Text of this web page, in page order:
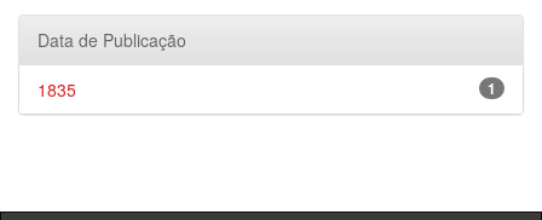
Data de Publicação
1
1835